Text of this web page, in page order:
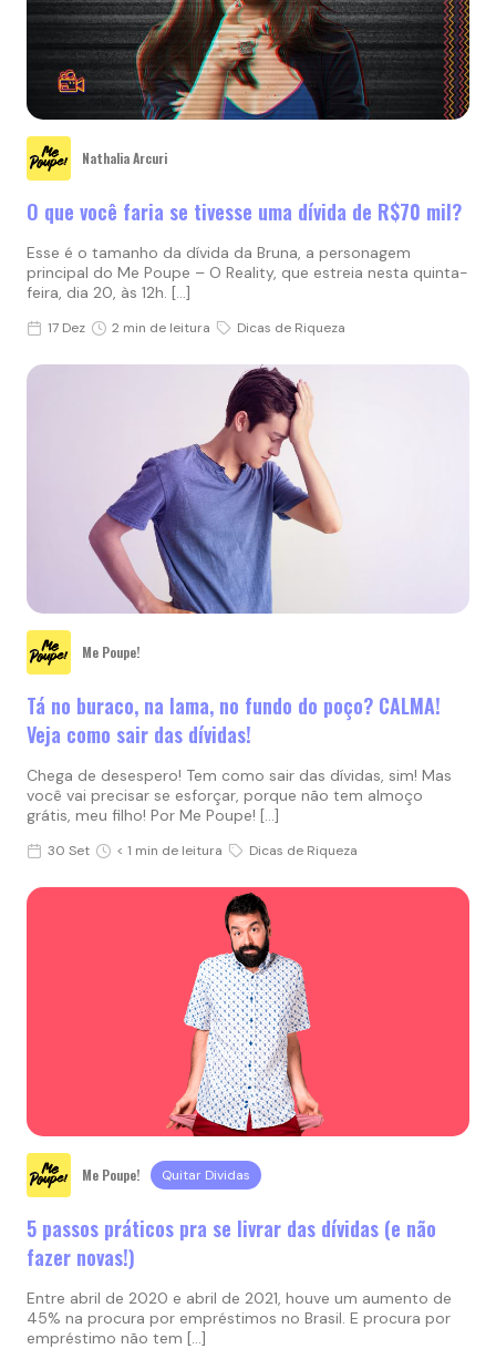
Nathalia Arcuri
O que você faria se tivesse uma dívida de R$70 mil?
Esse é o tamanho da dívida da Bruna, a personagem
principal do Me Poupe – O Reality, que estreia nesta quinta-
feira, dia 20, às 12h. […]
17 Dez 2 min de leitura Dicas de Riqueza
Me Poupe!
Tá no buraco, na lama, no fundo do poço? CALMA!
Veja como sair das dívidas!
Chega de desespero! Tem como sair das dívidas, sim! Mas
você vai precisar se esforçar, porque não tem almoço
grátis, meu filho! Por Me Poupe! […]
30 Set < 1 min de leitura Dicas de Riqueza
Me Poupe! Quitar Dividas
5 passos práticos pra se livrar das dívidas (e não
fazer novas!)
Entre abril de 2020 e abril de 2021, houve um aumento de
45% na procura por empréstimos no Brasil. E procura por
empréstimo não tem […]